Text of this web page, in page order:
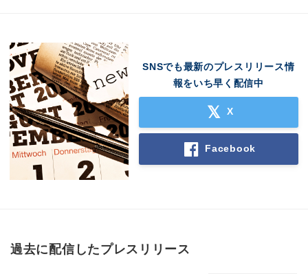
SNSでも最新のプレスリリース情
報をいち早く配信中
X
Facebook
過去に配信したプレスリリース